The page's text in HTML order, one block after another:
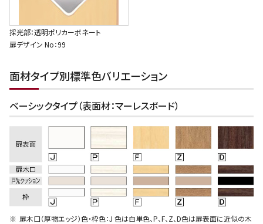
採光部：透明ポリカーボネート
扉デザイン No：99
面材タイプ別標準色バリエーション
ベーシックタイプ（表面材：マーレスボード）
扉木口（厚物エッジ）色・枠色：J 色は白単色、P、F、Z、D色は扉表面に近似の木